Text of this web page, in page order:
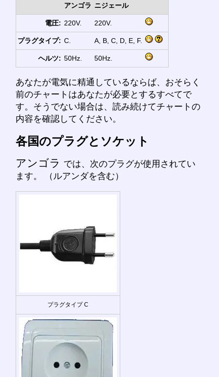
アンゴラ ニジェール
電圧: 220V. 220V.
プラグタイプ: C. A, B, C, D, E, F.
ヘルツ: 50Hz. 50Hz.
あなたが電気に精通しているならば、おそらく
前のチャートはあなたが必要とするすべてで
す。そうでない場合は、読み続けてチャートの
内容を確認してください。
各国のプラグとソケット
アンゴラ では、次のプラグが使用されてい
ます。 （ルアンダを含む）
プラグタイプ C